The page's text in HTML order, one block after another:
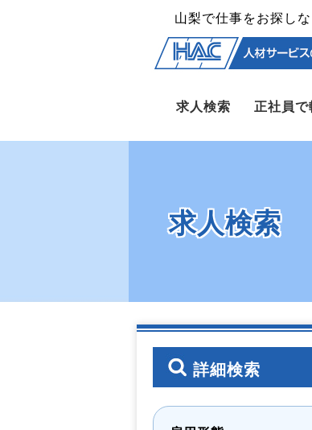
山梨で仕事をお探しな
求人検索 正社員
求人検索
詳細検索